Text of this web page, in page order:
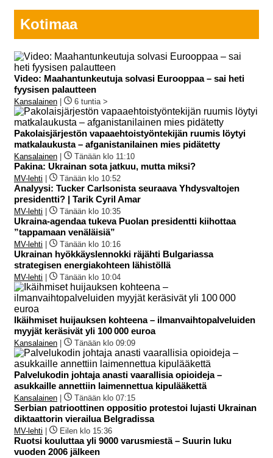
Kotimaa
Video: Maahantunkeutuja solvasi Eurooppaa – sai heti
fyysisen palautteen
Kansalainen 6 tuntia >
Pakolaisjärjestön vapaaehtoistyöntekijän ruumis löytyi
matkalaukusta – afganistanilainen mies pidätetty
Kansalainen Tänään klo 11:10
Pakina: Ukrainan sota jatkuu, mutta miksi?
MV-lehti Tänään klo 10:52
Analyysi: Tucker Carlsonista seuraava Yhdysvaltojen
presidentti? | Tarik Cyril Amar
MV-lehti Tänään klo 10:35
Ukraina-agendaa tukeva Puolan presidentti kiihottaa
”tappamaan venäläisiä”
MV-lehti Tänään klo 10:16
Ukrainan hyökkäyslennokki räjähti Bulgariassa
strategisen energiakohteen lähistöllä
MV-lehti Tänään klo 10:04
Ikäihmiset huijauksen kohteena – ilmanvaihtopalveluiden
myyjät keräsivät yli 100 000 euroa
Kansalainen Tänään klo 09:09
Palvelukodin johtaja anasti vaarallisia opioideja –
asukkaille annettiin laimennettua kipulääkettä
Kansalainen Tänään klo 07:15
Serbian patrioottinen oppositio protestoi lujasti Ukrainan
diktaattorin vierailua Belgradissa
MV-lehti Eilen klo 15:36
Ruotsi kouluttaa yli 9000 varusmiestä – Suurin luku
vuoden 2006 jälkeen